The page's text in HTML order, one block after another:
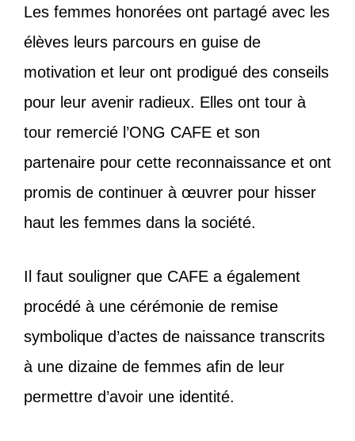
Les femmes honorées ont partagé avec les
élèves leurs parcours en guise de
motivation et leur ont prodigué des conseils
pour leur avenir radieux. Elles ont tour à
tour remercié l’ONG CAFE et son
partenaire pour cette reconnaissance et ont
promis de continuer à œuvrer pour hisser
haut les femmes dans la société.
Il faut souligner que CAFE a également
procédé à une cérémonie de remise
symbolique d’actes de naissance transcrits
à une dizaine de femmes afin de leur
permettre d’avoir une identité.